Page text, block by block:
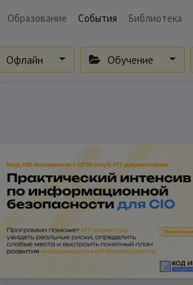
Образование События Библиотека
Офлайн Обучение